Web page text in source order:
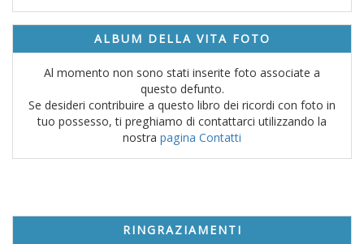
ALBUM DELLA VITA FOTO
Al momento non sono stati inserite foto associate a
questo defunto.
Se desideri contribuire a questo libro dei ricordi con foto in
tuo possesso, ti preghiamo di contattarci utilizzando la
nostra pagina Contatti
RINGRAZIAMENTI